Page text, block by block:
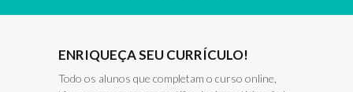
ENRIQUEÇA SEU CURRÍCULO!
Todo os alunos que completam o curso online,